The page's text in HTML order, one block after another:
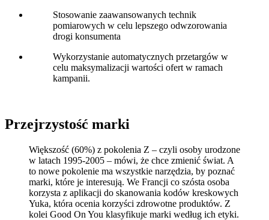
Stosowanie zaawansowanych technik
pomiarowych w celu lepszego odwzorowania
drogi konsumenta
Wykorzystanie automatycznych przetargów w
celu maksymalizacji wartości ofert w ramach
kampanii.
Przejrzystość marki
Większość (60%) z pokolenia Z – czyli osoby urodzone
w latach 1995-2005 – mówi, że chce zmienić świat. A
to nowe pokolenie ma wszystkie narzędzia, by poznać
marki, które je interesują. We Francji co szósta osoba
korzysta z aplikacji do skanowania kodów kreskowych
Yuka, która ocenia korzyści zdrowotne produktów. Z
kolei Good On You klasyfikuje marki według ich etyki.